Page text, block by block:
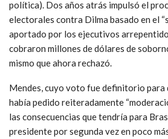
política). Dos años atrás impulsó el
electorales contra Dilma basado en el
aportado por los ejecutivos
cobraron millones de dólares de
mismo que ahora rechazó.
Mendes, cuyo voto fue definitorio para
había pedido reiteradamente
las consecuencias que tendría para
presidente por segunda vez en poco